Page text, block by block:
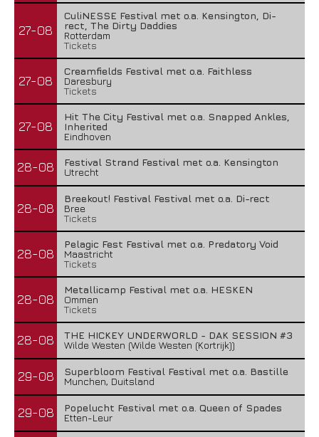
27-08
CuliNESSE Festival met o.a. Kensington, Di-
rect, The Dirty Daddies
Rotterdam
Tickets
27-08
Creamfields Festival met o.a. Faithless
Daresbury
Tickets
27-08
Hit The City Festival met o.a. Snapped Ankles,
Inherited
Eindhoven
28-08
Festival Strand Festival met o.a. Kensington
Utrecht
28-08
Breekout! Festival Festival met o.a. Di-rect
Bree
Tickets
28-08
Pelagic Fest Festival met o.a. Predatory Void
Maastricht
Tickets
28-08
Metallicamp Festival met o.a. HESKEN
Ommen
Tickets
28-08
THE HICKEY UNDERWORLD - DAK SESSION #3
Wilde Westen (Wilde Westen (Kortrijk))
29-08
Superbloom Festival Festival met o.a. Bastille
Munchen, Duitsland
29-08
Popelucht Festival met o.a. Queen of Spades
Etten-Leur